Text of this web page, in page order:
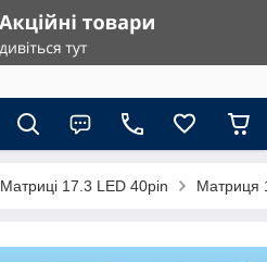
Матриці 17.3 LED 40pin Матриця